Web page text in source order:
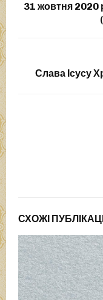
31 жовтня 2020
Слава Ісусу
СХОЖІ ПУБЛІКАЦІЇ